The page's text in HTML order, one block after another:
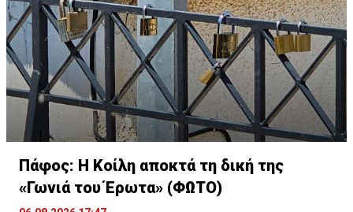
Πάφος: Η Κοίλη αποκτά τη δική της
«Γωνιά του Έρωτα» (ΦΩΤΟ)